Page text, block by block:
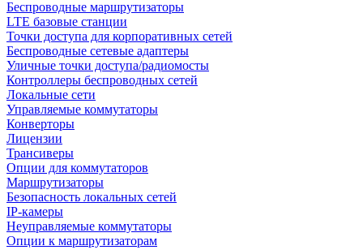
Беспроводные маршрутизаторы
LTE базовые станции
Точки доступа для корпоративных сетей
Беспроводные сетевые адаптеры
Уличные точки доступа/радиомосты
Контроллеры беспроводных сетей
Локальные сети
Управляемые коммутаторы
Конверторы
Лицензии
Трансиверы
Опции для коммутаторов
Маршрутизаторы
Безопасность локальных сетей
IP-камеры
Неуправляемые коммутаторы
Опции к маршрутизаторам